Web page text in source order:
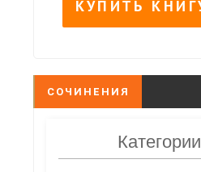
СОЧИНЕНИЯ
Категории